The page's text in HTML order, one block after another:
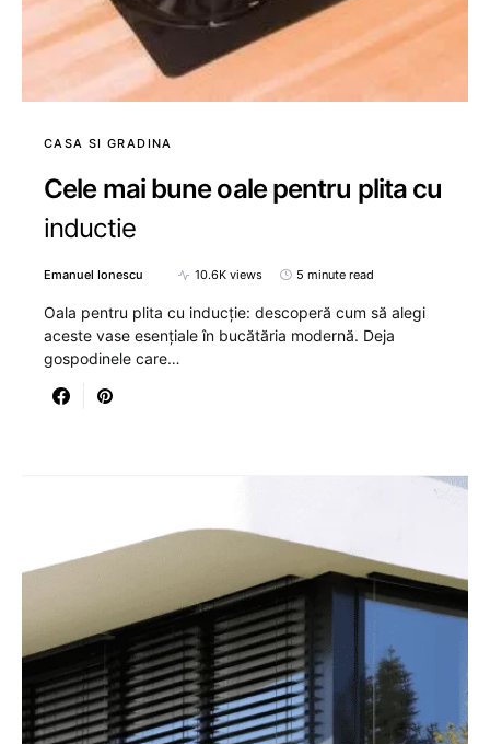
CASA SI GRADINA
Cele mai bune oale pentru plita cu
inductie
Emanuel Ionescu 10.6K views 5 minute read
Oala pentru plita cu inducție: descoperă cum să alegi
aceste vase esențiale în bucătăria modernă. Deja
gospodinele care…